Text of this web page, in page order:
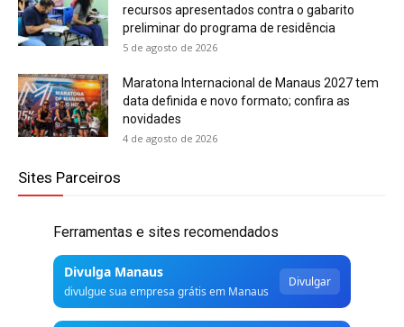
recursos apresentados contra o gabarito
preliminar do programa de residência
5 de agosto de 2026
Maratona Internacional de Manaus 2027 tem
data definida e novo formato; confira as
novidades
4 de agosto de 2026
Sites Parceiros
Ferramentas e sites recomendados
Divulga Manaus
divulgue sua empresa grátis em Manaus
Divulgar